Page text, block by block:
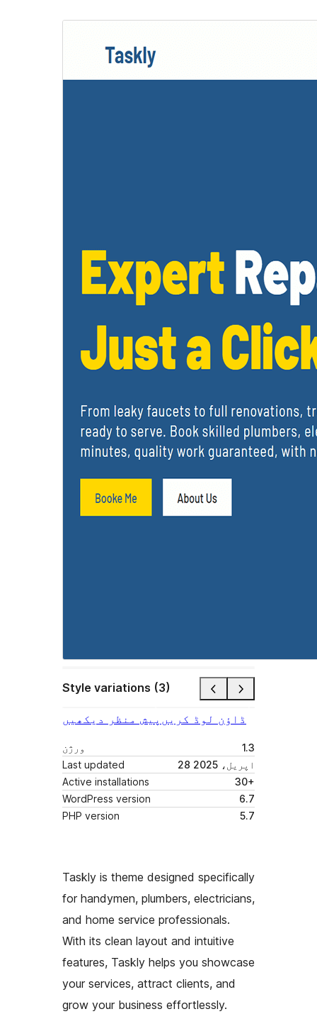
Style variations (3)
پیش منظر دیکھیں ڈاؤن لوڈ کریں
ورژن
1.3
Last updated
28 اپریل، 2025
Active installations
30+
WordPress version
6.7
PHP version
5.7
Taskly is theme designed specifically
for handymen, plumbers, electricians,
and home service professionals.
With its clean layout and intuitive
features, Taskly helps you showcase
your services, attract clients, and
grow your business effortlessly.